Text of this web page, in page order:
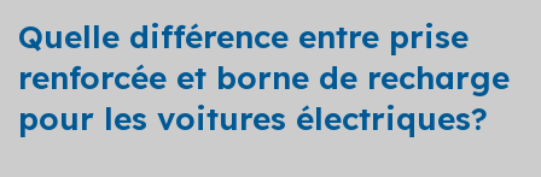
Quelle différence entre prise
renforcée et borne de recharge
pour les voitures électriques?